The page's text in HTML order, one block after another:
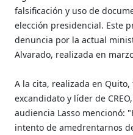
falsificación y uso de
elección presidencial. Este
denuncia por la actual
Alvarado, realizada en
A la cita, realizada en
excandidato y líder de
audiencia Lasso mencionó:
intento de amedrentarnos